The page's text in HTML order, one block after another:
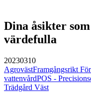
Dina åsikter
värdefulla
20230310
AgrovästFramgångsrikt
vattenvårdPOS -
Trädgård Väst